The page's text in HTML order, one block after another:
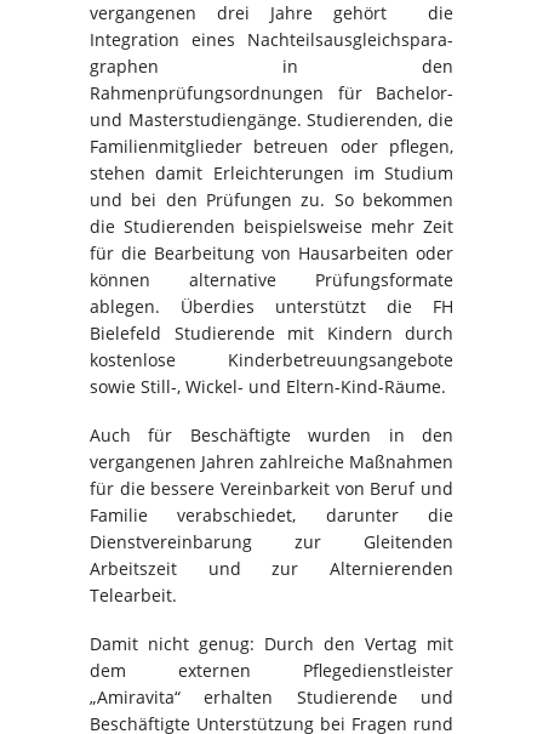
vergangenen drei Jahre gehört die
Integration eines Nachteilsausgleichs­para­
grap­hen in den
Rahmenprüfungsordnungen für Bachelor-
und Masterstudiengänge. Studierenden, die
Familienmitglieder betreuen oder pflegen,
stehen damit Erleichterungen im Studium
und bei den Prüfungen zu. So bekommen
die Studierenden beispielsweise mehr Zeit
für die Bearbeitung von Hausarbeiten oder
können alternative Prüfungsformate
ablegen. Überdies unterstützt die FH
Bielefeld Studierende mit Kindern durch
kostenlose Kinderbetreuungsangebote
sowie Still-, Wickel- und Eltern-Kind-Räume.
Auch für Beschäftigte wurden in den
vergangenen Jahren zahlreiche Maßnahmen
für die bessere Vereinbarkeit von Beruf und
Familie verabschiedet, darunter die
Dienstvereinbarung zur Gleitenden
Arbeitszeit und zur Alternierenden
Telearbeit.
Damit nicht genug: Durch den Vertag mit
dem externen Pflegedienstleister
„Amiravita“ erhalten Studierende und
Beschäftigte Unterstützung bei Fragen rund